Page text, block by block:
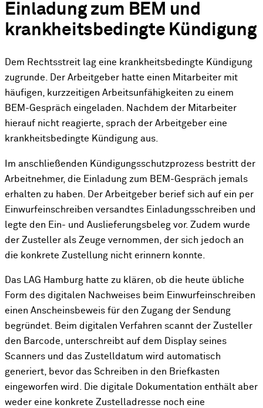
Einladung zum BEM und
krankheitsbedingte Kündigung
Dem Rechtsstreit lag eine krankheitsbedingte Kündigung
zugrunde. Der Arbeitgeber hatte einen Mitarbeiter mit
häufigen, kurzzeitigen Arbeitsunfähigkeiten zu einem
BEM-Gespräch eingeladen. Nachdem der Mitarbeiter
hierauf nicht reagierte, sprach der Arbeitgeber eine
krankheitsbedingte Kündigung aus.
Im anschließenden Kündigungsschutzprozess bestritt der
Arbeitnehmer, die Einladung zum BEM-Gespräch jemals
erhalten zu haben. Der Arbeitgeber berief sich auf ein per
Einwurfeinschreiben versandtes Einladungsschreiben und
legte den Ein- und Auslieferungsbeleg vor. Zudem wurde
der Zusteller als Zeuge vernommen, der sich jedoch an
die konkrete Zustellung nicht erinnern konnte.
Das LAG Hamburg hatte zu klären, ob die heute übliche
Form des digitalen Nachweises beim Einwurfeinschreiben
einen Anscheinsbeweis für den Zugang der Sendung
begründet. Beim digitalen Verfahren scannt der Zusteller
den Barcode, unterschreibt auf dem Display seines
Scanners und das Zustelldatum wird automatisch
generiert, bevor das Schreiben in den Briefkasten
eingeworfen wird. Die digitale Dokumentation enthält aber
weder eine konkrete Zustelladresse noch eine